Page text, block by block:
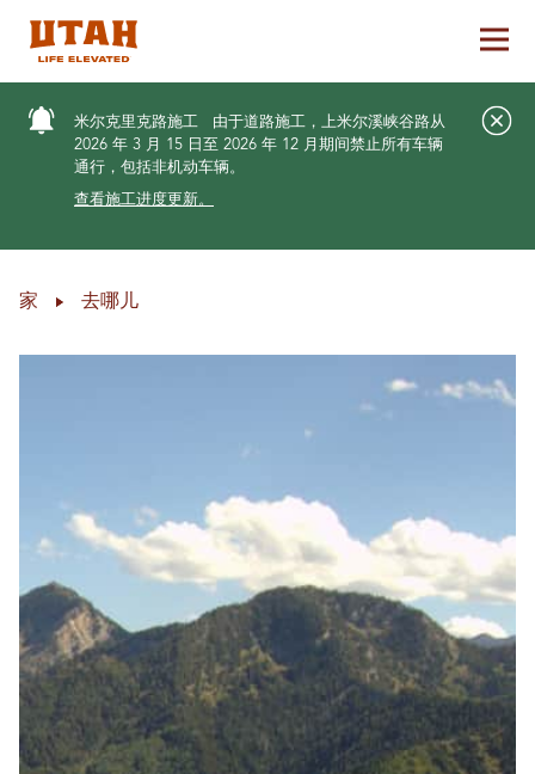
切换
米尔克里克路施工
由于道路施工，上米尔溪峡谷路从
2026 年 3 月 15 日至 2026 年 12 月期间禁止所有车辆
通行，包括非机动车辆。
查看施工进度更新。
家 去哪儿